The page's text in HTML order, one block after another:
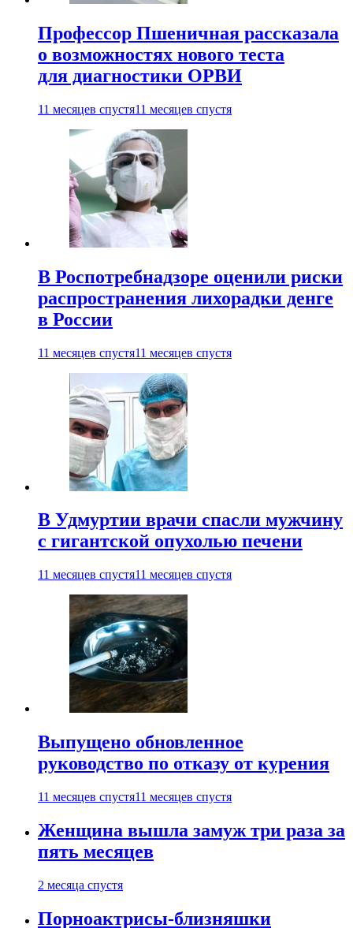
Профессор Пшеничная рассказала
о возможностях нового теста
для диагностики ОРВИ
11 месяцев спустя11 месяцев спустя
В Роспотребнадзоре оценили риски
распространения лихорадки денге
в России
11 месяцев спустя11 месяцев спустя
В Удмуртии врачи спасли мужчину
с гигантской опухолью печени
11 месяцев спустя11 месяцев спустя
Выпущено обновленное
руководство по отказу от курения
11 месяцев спустя11 месяцев спустя
Женщина вышла замуж три раза за
пять месяцев
2 месяца спустя
Порноактрисы-близняшки